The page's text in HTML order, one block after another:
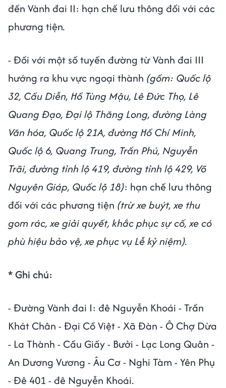
đến Vành đai II: hạn chế lưu thông đối với các
phương tiện.
- Đối với một số tuyến đường từ Vành đai III
hướng ra khu vực ngoại thành (gồm: Quốc lộ
32, Cầu Diễn, Hồ Tùng Mậu, Lê Đức Thọ, Lê
Quang Đạo, Đại lộ Thăng Long, đường Làng
Văn hóa, Quốc lộ 21A, đường Hồ Chí Minh,
Quốc lộ 6, Quang Trung, Trần Phú, Nguyễn
Trãi, đường tỉnh lộ 419, đường tỉnh lộ 429, Võ
Nguyên Giáp, Quốc lộ 18): hạn chế lưu thông
đối với các phương tiện (trừ xe buýt, xe thu
gom rác, xe giải quyết, khắc phục sự cố, xe có
phù hiệu bảo vệ, xe phục vụ Lễ kỷ niệm).
* Ghi chú:
- Đường Vành đai I: đê Nguyễn Khoái - Trần
Khát Chân - Đại Cồ Việt - Xã Đàn - Ô Chợ Dừa
- La Thành - Cầu Giấy - Bưởi - Lạc Long Quân -
An Dương Vương - Âu Cơ - Nghi Tàm - Yên Phụ
- Đê 401 - đê Nguyễn Khoái.